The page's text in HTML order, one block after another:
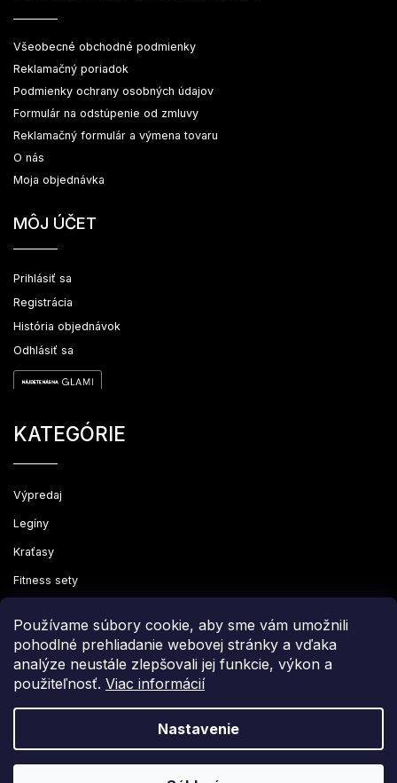
Používame súbory cookie, aby sme vám umožnili
pohodlné prehliadanie webovej stránky a vďaka
analýze neustále zlepšovali jej funkcie, výkon a
použiteľnosť. Viac informácií
Nastavenie
Všeobecné obchodné podmienky
Reklamačný poriadok
Podmienky ochrany osobných údajov
Formulár na odstúpenie od zmluvy
Reklamačný formulár a výmena tovaru
O nás
Moja objednávka
MÔJ ÚČET
Prihlásiť sa
Registrácia
História objednávok
Odhlásiť sa
KATEGÓRIE
Výpredaj
Legíny
Kraťasy
Fitness sety